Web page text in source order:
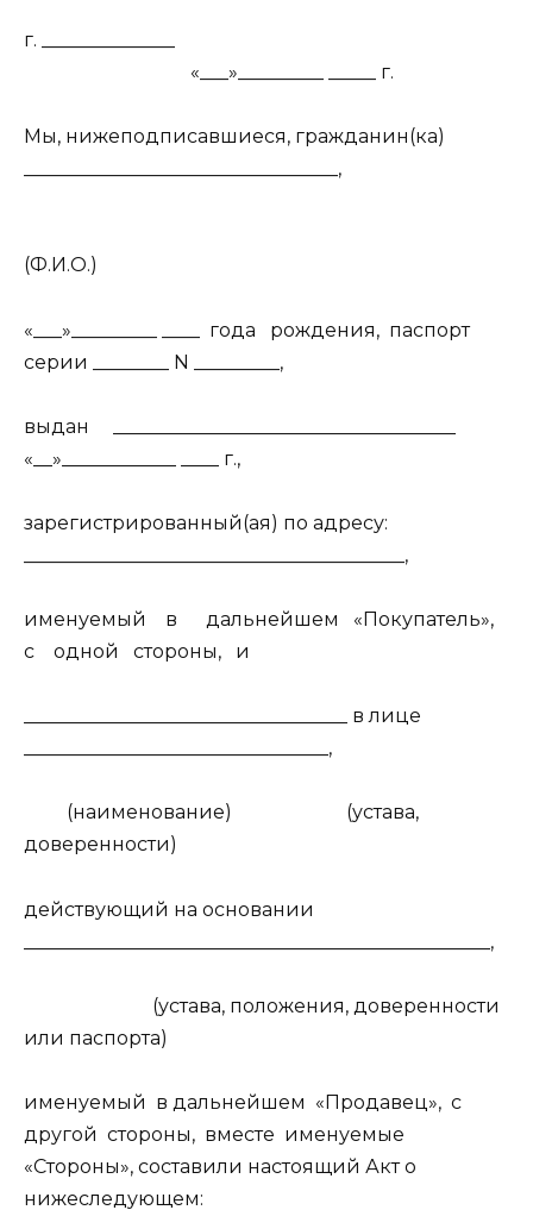
г. ______________
«___»_________ _____ г.
Мы, нижеподписавшиеся, гражданин(ка)
_________________________________,
(Ф.И.О.)
«___»_________ ____ года рождения, паспорт
серии ________ N _________,
выдан
«__»____________ ____ г.,
зарегистрированный(ая) по адресу:
________________________________________,
именуемый в дальнейшем
«Покупатель»,
с
одной стороны, и
__________________________________ в лице
________________________________,
(наименование)
(устава,
доверенности)
действующий на основании
_________________________________________________,
(устава, положения, доверенности
или паспорта)
именуемый в дальнейшем «Продавец», с
другой стороны, вместе именуемые
«Стороны», составили настоящий Акт о
нижеследующем: